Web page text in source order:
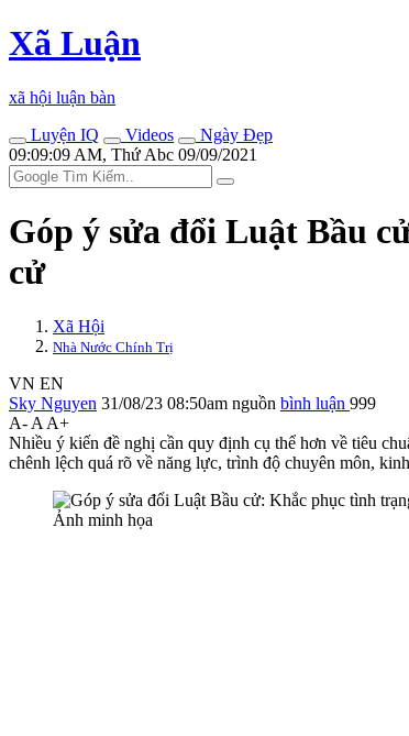
Xã Luận
xã hội luận bàn
Luyện IQ
Videos
Ngày Đẹp
09:09:09 AM, Thứ Abc 09/09/2021
Góp ý sửa đổi Luật Bầu
cử
Xã Hội
Nhà Nước Chính Trị
VN EN
Sky Nguyen 31/08/23 08:50am nguồn bình luận 999
A- A A+
Nhiều ý kiến đề nghị cần quy định cụ thể hơn về tiêu
chênh lệch quá rõ về năng lực, trình độ chuyên môn,
Ảnh minh họa